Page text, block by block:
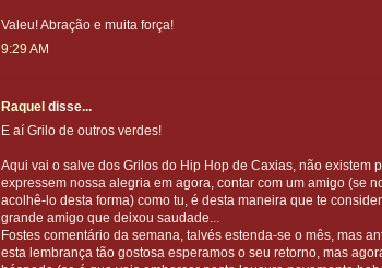
Valeu! Abração e muita força!
9:29 AM
Raquel disse...
E aí Grilo de outros verdes!
Aqui vai o salve dos Grilos do Hip Hop de Caxias, não existem
expressem nossa alegria em agora, contar com um amigo (se
acolhê-lo desta forma) como tu, é desta maneira que te
grande amigo que deixou saudade...
Fostes comentário da semana, talvés estenda-se o mês, mas
esta lembrança tão gostosa esperamos o seu retorno, mas